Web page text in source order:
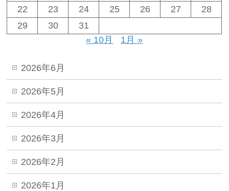
22
23 24 25 26 27
28
29
30
31
« 10月
1月 »
2026年6月
2026年5月
2026年4月
2026年3月
2026年2月
2026年1月